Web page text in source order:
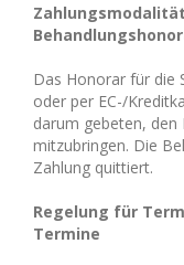
Das Honorar für die
oder per EC-/
darum gebeten,
mitzubringen. Die
Zahlung quittiert.
Regelung für
Termine